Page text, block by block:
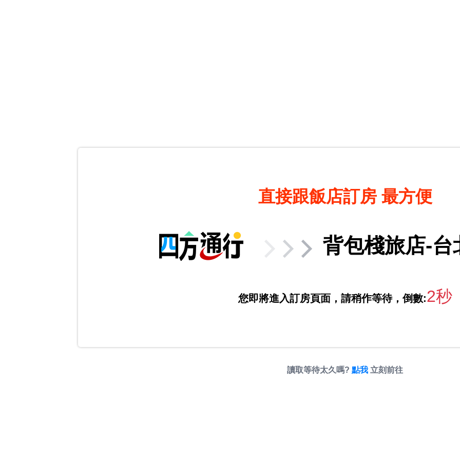
直接跟飯店訂房 最方便
背包棧旅店-台
您即將進入訂房頁面，請稍作等待，倒數:2秒
讀取等待太久嗎? 點我 立刻前往